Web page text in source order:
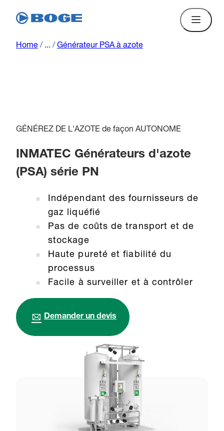
Home / ... / Générateur PSA à azote
GÉNÉREZ DE L'AZOTE de façon AUTONOME
INMATEC Générateurs d'azote
(PSA) série PN
Indépendant des fournisseurs de
gaz liquéfié
Pas de coûts de transport et de
stockage
Haute pureté et fiabilité du
processus
Facile à surveiller et à contrôler
Demander un devis